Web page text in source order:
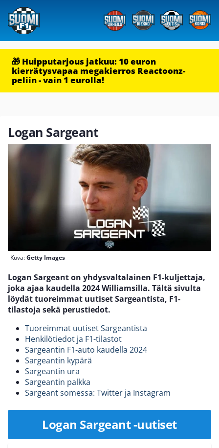
🎁 Huipputarjous jatkuu: 10 euron
kierrätysvapaa megakierros Reactoonz-
peliin - vain 1 eurolla!
Logan Sargeant
Kuva:Getty Images
Logan Sargeant on yhdysvaltalainen F1-kuljettaja,
joka ajaa kaudella 2024 Williamsilla. Tältä sivulta
löydät tuoreimmat uutiset Sargeantista, F1-
tilastoja sekä perustiedot.
Tuoreimmat uutiset Sargeantista
Henkilötiedot ja F1-tilastot
Sargeantin F1-auto kaudella 2024
Sargeantin kypärä
Sargeantin ura
Sargeantin palkka
Sargeant somessa: Twitter ja Instagram
Logan Sargeant -uutiset